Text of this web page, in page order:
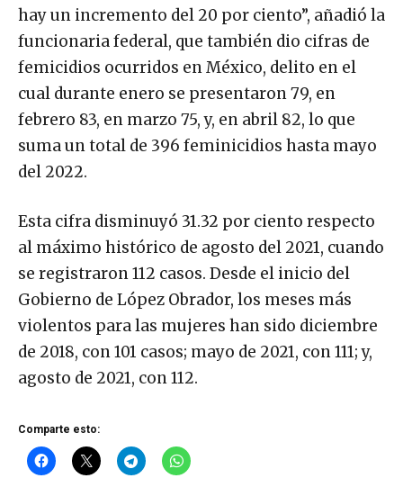
hay un incremento del 20 por ciento”, añadió la
funcionaria federal, que también dio cifras de
femicidios ocurridos en México, delito en el
cual durante enero se presentaron 79, en
febrero 83, en marzo 75, y, en abril 82, lo que
suma un total de 396 feminicidios hasta mayo
del 2022.
Esta cifra disminuyó 31.32 por ciento respecto
al máximo histórico de agosto del 2021, cuando
se registraron 112 casos. Desde el inicio del
Gobierno de López Obrador, los meses más
violentos para las mujeres han sido diciembre
de 2018, con 101 casos; mayo de 2021, con 111; y,
agosto de 2021, con 112.
Comparte esto: